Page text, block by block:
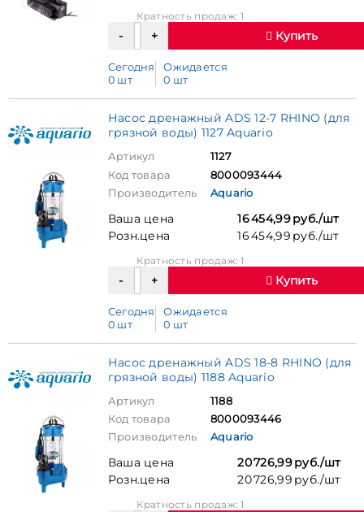
Кратность продаж: 1
Купить
Сегодня
0 шт
Ожидается
0 шт
Насос дренажный ADS 12-7 RHINO (для
грязной воды) 1127 Aquario
Артикул
1127
Код товара
8000093444
Производитель
Aquario
Ваша цена
16 454,99 руб./шт
Розн.цена
16 454,99 руб./шт
Кратность продаж: 1
Купить
Сегодня
0 шт
Ожидается
0 шт
Насос дренажный ADS 18-8 RHINO (для
грязной воды) 1188 Aquario
Артикул
1188
Код товара
8000093446
Производитель
Aquario
Ваша цена
20 726,99 руб./шт
Розн.цена
20 726,99 руб./шт
Кратность продаж: 1